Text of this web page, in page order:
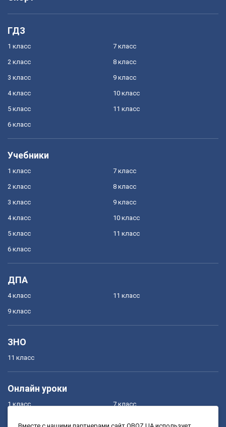
ГДЗ
1 класс
2 класс
3 класс
4 класс
5 класс
6 класс
7 класс
8 класс
9 класс
10 класс
11 класс
Учебники
1 класс
2 класс
3 класс
4 класс
5 класс
6 класс
7 класс
8 класс
9 класс
10 класс
11 класс
ДПА
4 класс
9 класс
11 класс
ЗНО
11 класс
Онлайн уроки
1 класс 7 класс